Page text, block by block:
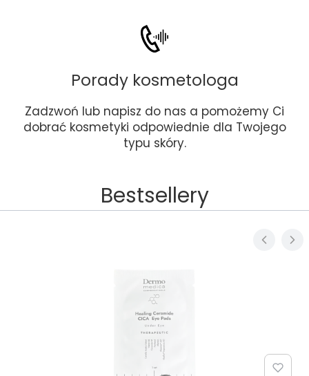
Porady kosmetologa
Zadzwoń lub napisz do nas a pomożemy Ci
dobrać kosmetyki odpowiednie dla Twojego
typu skóry.
Bestsellery